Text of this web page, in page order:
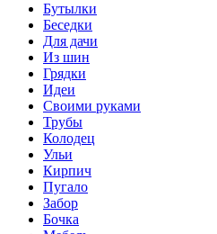
Бутылки
Беседки
Для дачи
Из шин
Грядки
Идеи
Своими руками
Трубы
Колодец
Ульи
Кирпич
Пугало
Забор
Бочка